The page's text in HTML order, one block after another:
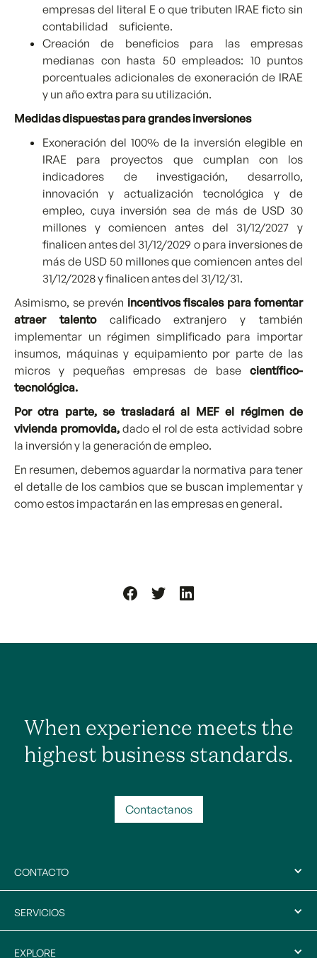
empresas del literal E o que tributen IRAE ficto sin
contabilidad suficiente.
Creación de beneficios para las empresas
medianas con hasta 50 empleados: 10 puntos
porcentuales adicionales de exoneración de IRAE
y un año extra para su utilización.
Medidas dispuestas para grandes inversiones
Exoneración del 100% de la inversión elegible en
IRAE para proyectos que cumplan con los
indicadores de investigación, desarrollo,
innovación y actualización tecnológica y de
empleo, cuya inversión sea de más de USD 30
millones y comiencen antes del 31/12/2027 y
finalicen antes del 31/12/2029 o para inversiones de
más de USD 50 millones que comiencen antes del
31/12/2028 y finalicen antes del 31/12/31.
Asimismo, se prevén incentivos fiscales para fomentar
atraer talentocalificado extranjero y también
implementar un régimen simplificado para importar
insumos, máquinas y equipamiento por parte de las
micros y pequeñas empresas de base científico-
tecnológica.
Por otra parte, se trasladará al MEF el régimen de
vivienda promovida,dado el rol de esta actividad sobre
la inversión y la generación de empleo.
En resumen, debemos aguardar la normativa para tener
el detalle de los cambios que se buscan implementar y
como estos impactarán en las empresas en general.
When experience meets the
highest business standards.
Contactanos
CONTACTO
SERVICIOS
EXPLORE